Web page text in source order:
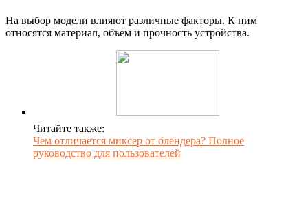
На выбор модели влияют различные факторы. К ним
относятся материал, объем и прочность устройства.
Читайте также:
Чем отличается миксер от блендера? Полное
руководство для пользователей